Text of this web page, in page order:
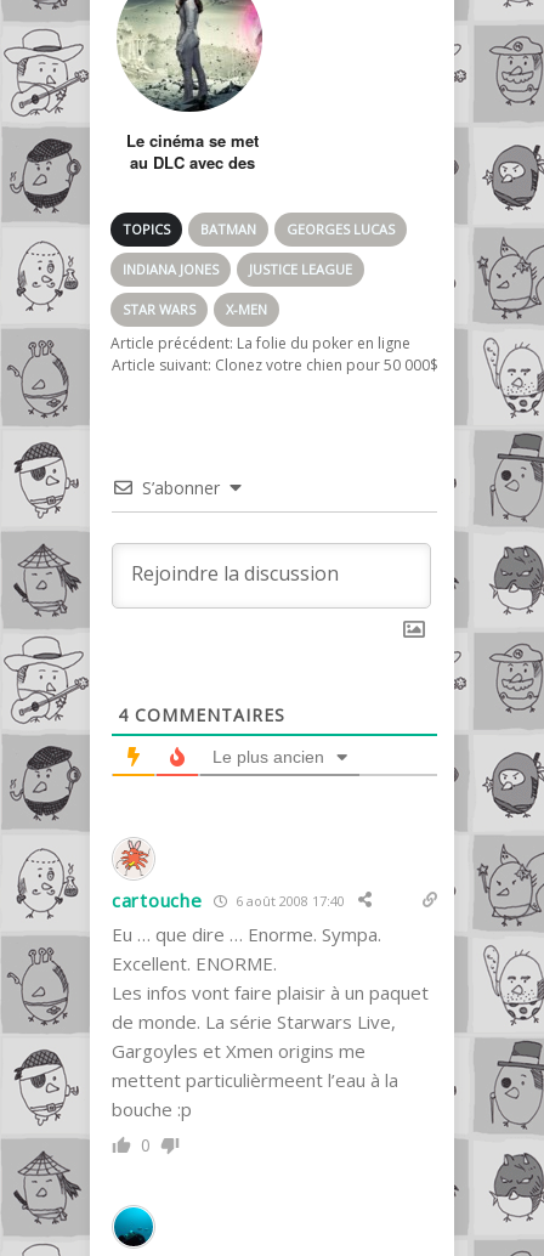
Le cinéma se met
au DLC avec des
TOPICS BATMAN GEORGES LUCAS
INDIANA JONES JUSTICE LEAGUE
STAR WARS X-MEN
Article précédent: La folie du poker en ligne
Article suivant: Clonez votre chien pour 50 000$
S’abonner
4 COMMENTAIRES
Le plus ancien
cartouche 6 août 2008 17:40
Eu … que dire … Enorme. Sympa.
Excellent. ENORME.
Les infos vont faire plaisir à un paquet
de monde. La série Starwars Live,
Gargoyles et Xmen origins me
mettent particulièrmeent l’eau à la
bouche :p
0